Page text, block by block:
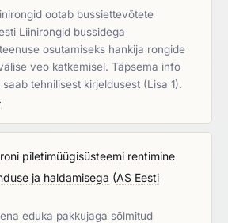
ootab bussiettevõtete
Liinirongid bussidega
osutamiseks hankija rongide
veo katkemisel. Täpsema info
tehnilisest kirjeldusest (Lisa 1).
piletimüügisüsteemi rentimine
ja haldamisega (AS Eesti
eduka pakkujaga sõlmitud